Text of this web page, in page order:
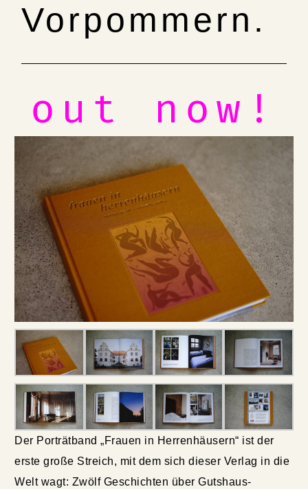
Vorpommern.
out now!
Der Porträtband „Frauen in Herrenhäusern“ ist der
erste große Streich, mit dem sich dieser Verlag in die
Welt wagt: Zwölf Geschichten über Gutshaus-